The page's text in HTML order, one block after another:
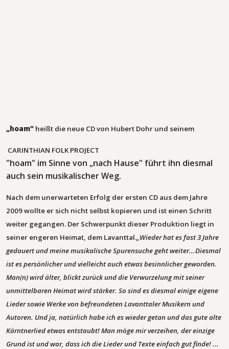
„hoam" heißt die neue CD von Hubert Dohr und seinem
CARINTHIAN FOLK PROJECT
"hoam" im Sinne von „nach Hause" führt ihn diesmal
auch sein musikalischer Weg.
Nach dem unerwarteten Erfolg der ersten CD aus dem Jahre
2009 wollte er sich nicht selbst kopieren und ist einen Schritt
weiter gegangen. Der Schwerpunkt dieser Produktion liegt in
seiner engeren Heimat, dem Lavanttal. „Wieder hat es fast 3 Jahre
gedauert und meine musikalische Spurensuche geht weiter...Diesmal
ist es persönlicher und vielleicht auch etwas besinnlicher geworden.
Man(n) wird älter, blickt zurück und die Verwurzelung mit seiner
unmittelbaren Heimat wird stärker. So sind es diesmal einige eigene
Lieder sowie Werke von befreundeten Lavanttaler Musikern und
Autoren. Und ja, natürlich habe ich es wieder getan und das gute alte
Kärntnerlied etwas entstaubt! Man möge mir verzeihen, der einzige
Grund ist und war, dass ich die Lieder und Texte einfach gut finde! ...